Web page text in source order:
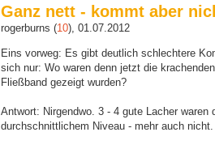
Ganz nett - kommt aber
rogerburns (10), 01.07.2012
Eins vorweg: Es gibt deutlich schlechtere
sich nur: Wo waren denn jetzt die
Fließband gezeigt wurden?
Antwort: Nirgendwo. 3 - 4 gute Lacher waren
durchschnittlichem Niveau - mehr auch nicht.